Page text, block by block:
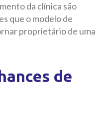
da clínica são
que o modelo de
proprietário de uma
de